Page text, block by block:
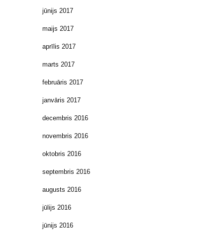
jūnijs 2017
maijs 2017
aprīlis 2017
marts 2017
februāris 2017
janvāris 2017
decembris 2016
novembris 2016
oktobris 2016
septembris 2016
augusts 2016
jūlijs 2016
jūnijs 2016